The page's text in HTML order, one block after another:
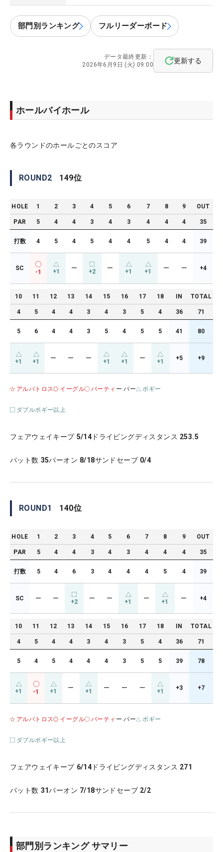
部門別ランキング フルリーダーボード
データ最終更新：
2026年6月9日 (火) 09:00
更新する
ホールバイホール
各ラウンドのホールごとのスコア
ROUND2 149位
HOLE 1 2 3 4 5 6 7 8 9 OUT
PAR 5 4 4 3 4 3 4 4 4 35
打数 4 5 4 5 4 4 5 4 4 39
SC
-1 +1 ー +2 ー +1 +1 ー ー +4
10 11 12 13 14 15 16 17 18 IN TOTAL
4 5 4 4 3 4 3 5 4 36 71
5 6 4 4 3 5 4 5 5 41 80
+1 +1 ー ー ー +1 +1 ー +1 +5 +9
アルバトロス イーグル バーティ ー パー ボギー
ダブルボギー以上
フェアウェイキープ 5/14 ドライビングディスタンス 253.5
パット数 35パーオン 8/18サンドセーブ 0/4
ROUND1 140位
HOLE 1 2 3 4 5 6 7 8 9 OUT
PAR 5 4 4 3 4 3 4 4 4 35
打数 5 4 6 3 4 4 4 5 4 39
SC ー ー +2 ー ー +1 ー +1 ー +4
10 11 12 13 14 15 16 17 18 IN TOTAL
4 5 4 4 3 4 3 5 4 36 71
5 4 5 4 4 4 3 5 5 39 78
+1 -1 +1 ー +1 ー ー ー +1 +3 +7
アルバトロス イーグル バーティ ー パー ボギー
ダブルボギー以上
フェアウェイキープ 6/14 ドライビングディスタンス 271
パット数 31パーオン 7/18サンドセーブ 2/2
部門別ランキング サマリー